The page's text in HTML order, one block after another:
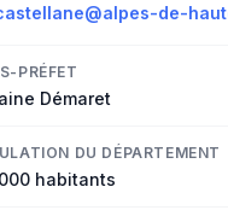
de-
PRÉFET
Démaret
DU DÉPARTEMENT
habitants